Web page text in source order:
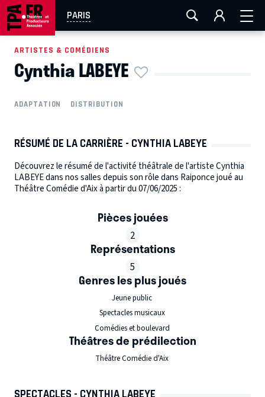
PARIS
AIX-MARSEILLE LA ROCHELLE
EN TOURNÉE
ARTISTES & COMÉDIENS
Cynthia LABEYE
ADAPTATION DISTRIBUTION
RÉSUMÉ DE LA CARRIÈRE - CYNTHIA LABEYE
Découvrez le résumé de l'activité théâtrale de l'artiste Cynthia
LABEYE dans nos salles depuis son rôle dans Raiponce joué au
Théâtre Comédie d'Aix à partir du 07/06/2025 :
Pièces jouées
2
Représentations
5
Genres les plus joués
Jeune public
Spectacles musicaux
Comédies et boulevard
Théâtres de prédilection
Théâtre Comédie d'Aix
SPECTACLES - CYNTHIA LABEYE